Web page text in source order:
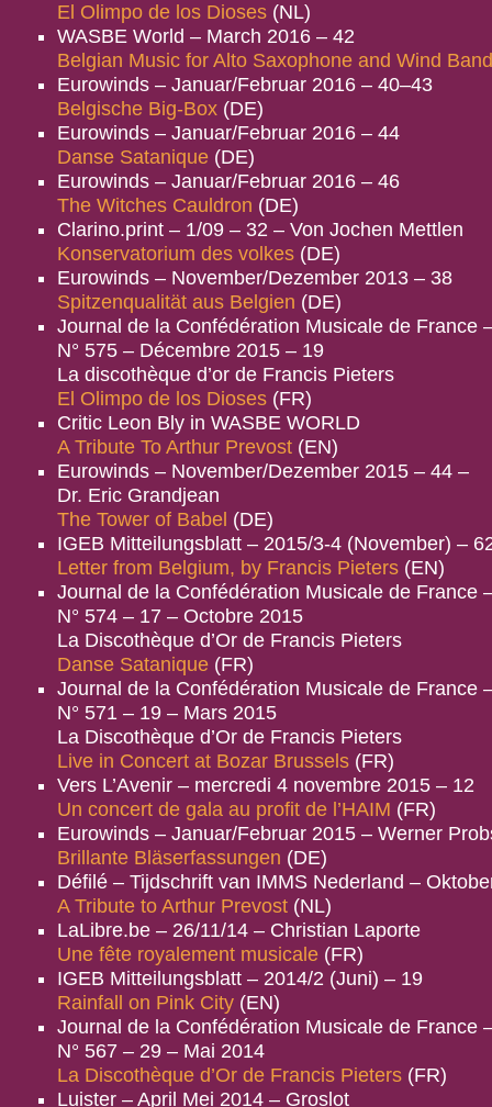
El Olimpo de los Dioses(NL)
WASBE World – March 2016 – 42
Belgian Music for Alto Saxophone and Wind Band
Eurowinds – Januar/Februar 2016 – 40–43
Belgische Big-Box(DE)
Eurowinds – Januar/Februar 2016 – 44
Danse Satanique (DE)
Eurowinds – Januar/Februar 2016 – 46
The Witches Cauldron (DE)
Clarino.print – 1/09 – 32 – Von Jochen Mettlen
Konservatorium des volkes(DE)
Eurowinds – November/Dezember 2013 – 38
Spitzenqualität aus Belgien (DE)
Journal de la Confédération Musicale de France
N° 575 – Décembre 2015 – 19
La discothèque d’or de Francis Pieters
El Olimpo de los Dioses(FR)
Critic Leon Bly in WASBE WORLD
A Tribute To Arthur Prevost(EN)
Eurowinds – November/Dezember 2015 – 44 –
Dr. Eric Grandjean
The Tower of Babel (DE)
IGEB Mitteilungsblatt – 2015/3-4 (November) –
Letter from Belgium, by Francis Pieters(EN)
Journal de la Confédération Musicale de France
N° 574 – 17 – Octobre 2015
La Discothèque d’Or de Francis Pieters
Danse Satanique (FR)
Journal de la Confédération Musicale de France
N° 571 – 19 – Mars 2015
La Discothèque d’Or de Francis Pieters
Live in Concert at Bozar Brussels(FR)
Vers L’Avenir – mercredi 4 novembre 2015 – 12
Un concert de gala au profit de l’HAIM (FR)
Eurowinds – Januar/Februar 2015 – Werner
Brillante Bläserfassungen (DE)
Défilé – Tijdschrift van IMMS Nederland –
A Tribute to Arthur Prevost(NL)
LaLibre.be – 26/11/14 – Christian Laporte
Une fête royalement musicale (FR)
IGEB Mitteilungsblatt – 2014/2 (Juni) – 19
Rainfall on Pink City(EN)
Journal de la Confédération Musicale de France
N° 567 – 29 – Mai 2014
La Discothèque d’Or de Francis Pieters(FR)
Luister – April Mei 2014 – Groslot